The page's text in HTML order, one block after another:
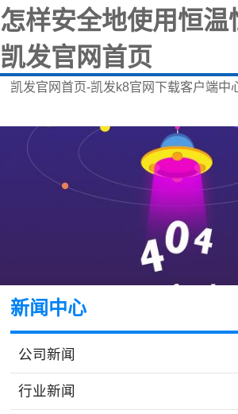
怎样安全地使用恒温
凯发官网首页
凯发官网首页-凯发k8官网下载客户端中
新闻中心
公司新闻
行业新闻